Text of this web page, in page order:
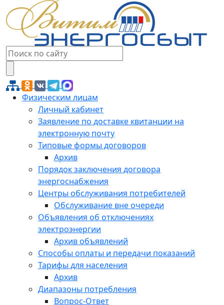
Физическим лицам
Личный кабинет
Заявление по доставке квитанции на
электронную почту
Типовые формы договоров
Архив
Порядок заключения договора
энергоснабжения
Центры обслуживания потребителей
Обслуживание вне очереди
Объявления об отключениях
электроэнергии
Архив объявлений
Способы оплаты и передачи показаний
Тарифы для населения
Архив
Диапазоны потребления
Вопрос-Ответ